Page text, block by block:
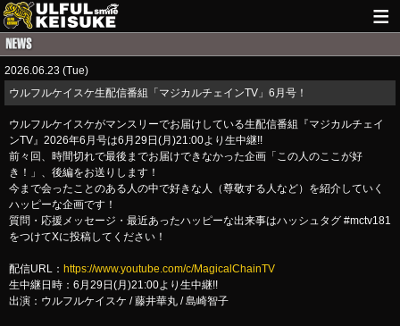
LIVE INFO
GUITAR WORKS
ITEM
MAIL
2026.06.23 (Tue)
ウルフルケイスケ生配信番組「マジカルチェインTV」6月号！
ウルフルケイスケがマンスリーでお届けしている生配信番組『マジカルチェイ
ンTV』2026年6月号は6月29日(月)21:00より生中継!!
前々回、時間切れで最後までお届けできなかった企画「この人のここが好
き！」、後編をお送りします！
今まで会ったことのある人の中で好きな人（尊敬する人など）を紹介していく
ハッピーな企画です！
質問・応援メッセージ・最近あったハッピーな出来事はハッシュタグ #mctv181
をつけてXに投稿してください！
配信URL： https://www.youtube.com/c/MagicalChainTV
生中継日時：6月29日(月)21:00より生中継!!
出演：ウルフルケイスケ / 藤井華丸 / 島崎智子